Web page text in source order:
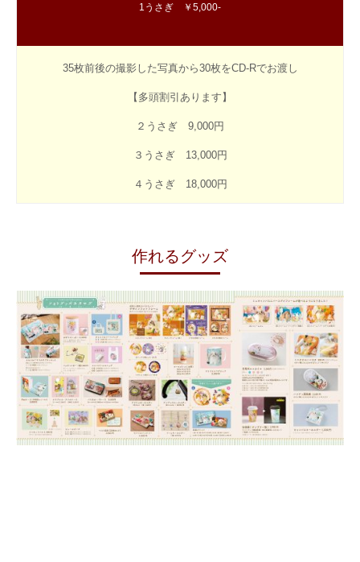
1うさぎ ￥5,000-
35枚前後の撮影した写真から30枚をCD-Rでお渡し
【多頭割引あります】
２うさぎ 9,000円
３うさぎ 13,000円
４うさぎ 18,000円
作れるグッズ